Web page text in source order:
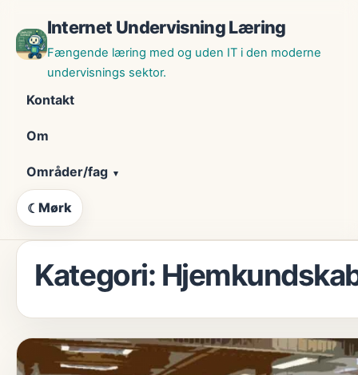
indhold
Internet Undervisning Læring
Fængende læring med og uden IT i den moderne
undervisnings sektor.
Kontakt
Om
Områder/fag
☾ Mørk
Kategori: